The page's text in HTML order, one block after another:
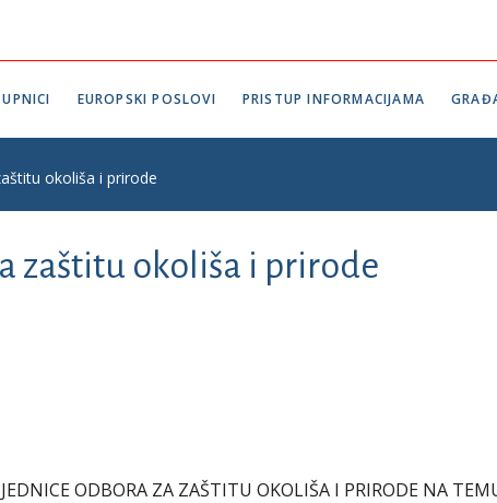
EUROPSKI POSLOVI PRISTUP INFORMACIJAMA
okoliša i prirode
zaštitu okoliša i prirode
ODBORA ZA ZAŠTITU OKOLIŠA I PRIRODE NA